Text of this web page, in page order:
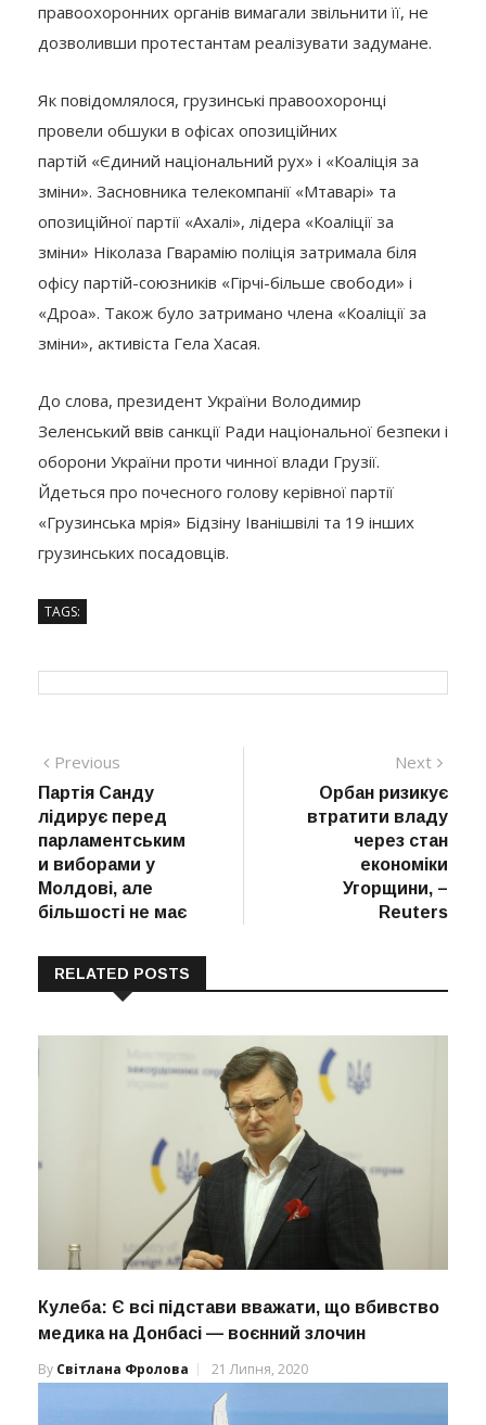
правоохоронних органів вимагали звільнити її, не
дозволивши протестантам реалізувати задумане.
Як повідомлялося, грузинські правоохоронці
провели обшуки в офісах опозиційних
партій «Єдиний національний рух» і «Коаліція за
зміни». Засновника телекомпанії «Мтаварі» та
опозиційної партії «Ахалі», лідера «Коаліції за
зміни» Ніколаза Гварамію поліція затримала біля
офісу партій-союзників «Гірчі-більше свободи» і
«Дроа». Також було затримано члена «Коаліції за
зміни», активіста Гела Хасая.
До слова, президент України Володимир
Зеленський ввів санкції Ради національної безпеки і
оборони України проти чинної влади Грузії.
Йдеться про почесного голову керівної партії
«Грузинська мрія» Бідзіну Іванішвілі та 19 інших
грузинських посадовців.
TAGS:
Навігація
записів
Previous
post:
Партія Санду
лідирує перед
парламентським
и виборами у
Молдові, але
більшості не має
Next
post:
Орбан ризикує
втратити владу
через стан
економіки
Угорщини, –
Reuters
RELATED POSTS
Кулеба: Є всі підстави вважати, що вбивство
медика на Донбасі — воєнний злочин
By Світлана Фролова 21 Липня, 2020